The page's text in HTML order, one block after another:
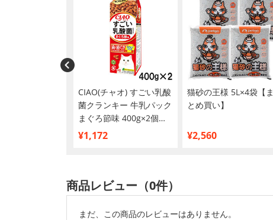
CIAO(チャオ) すごい乳酸
菌クランキー 牛乳パック
まぐろ節味 400g×2個
【まとめ買い】
¥1,172
猫砂の王様 5L×4袋【ま
とめ買い】
¥2,560
商品レビュー（0件）
まだ、この商品のレビューはありません。